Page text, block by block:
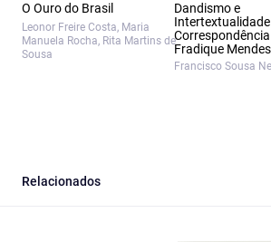
O Ouro do Brasil
Leonor Freire Costa, Maria
Manuela Rocha, Rita Martins de
Sousa
Dandismo e
Intertextualidade
Fradique Mendes
Francisco Sousa
Relacionados